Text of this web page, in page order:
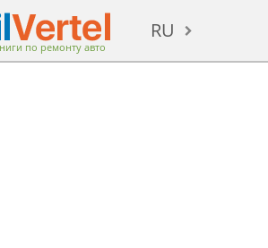
по ремонту авто
RU